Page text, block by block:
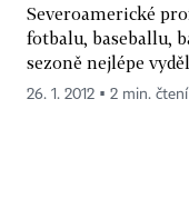
Severoamerické
fotbalu, baseballu,
sezoně nejlépe
26. 1. 2012 ▪ 2 min. čtení